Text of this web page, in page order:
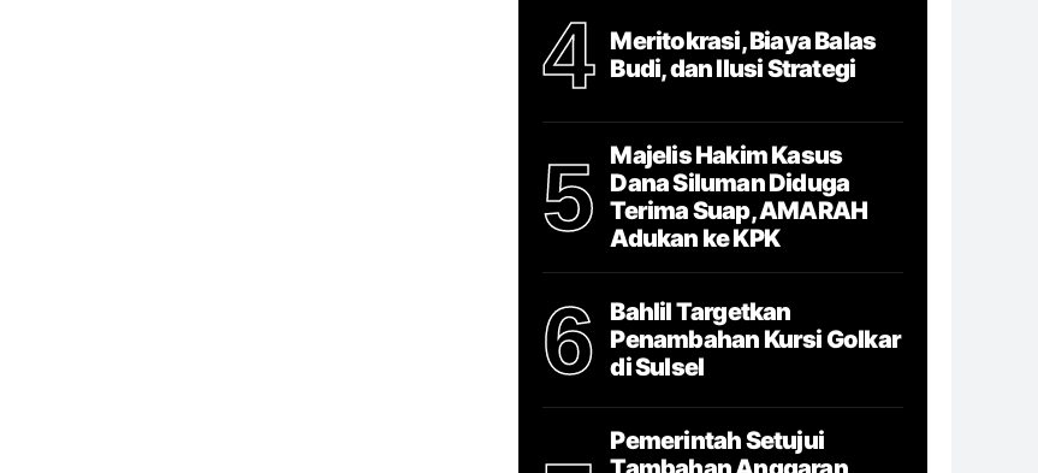
4
Meritokrasi, Biaya Balas
Budi, dan Ilusi Strategi
5
Majelis Hakim Kasus
Dana Siluman Diduga
Terima Suap, AMARAH
Adukan ke KPK
6
Bahlil Targetkan
Penambahan Kursi Golkar
di Sulsel
Pemerintah Setujui